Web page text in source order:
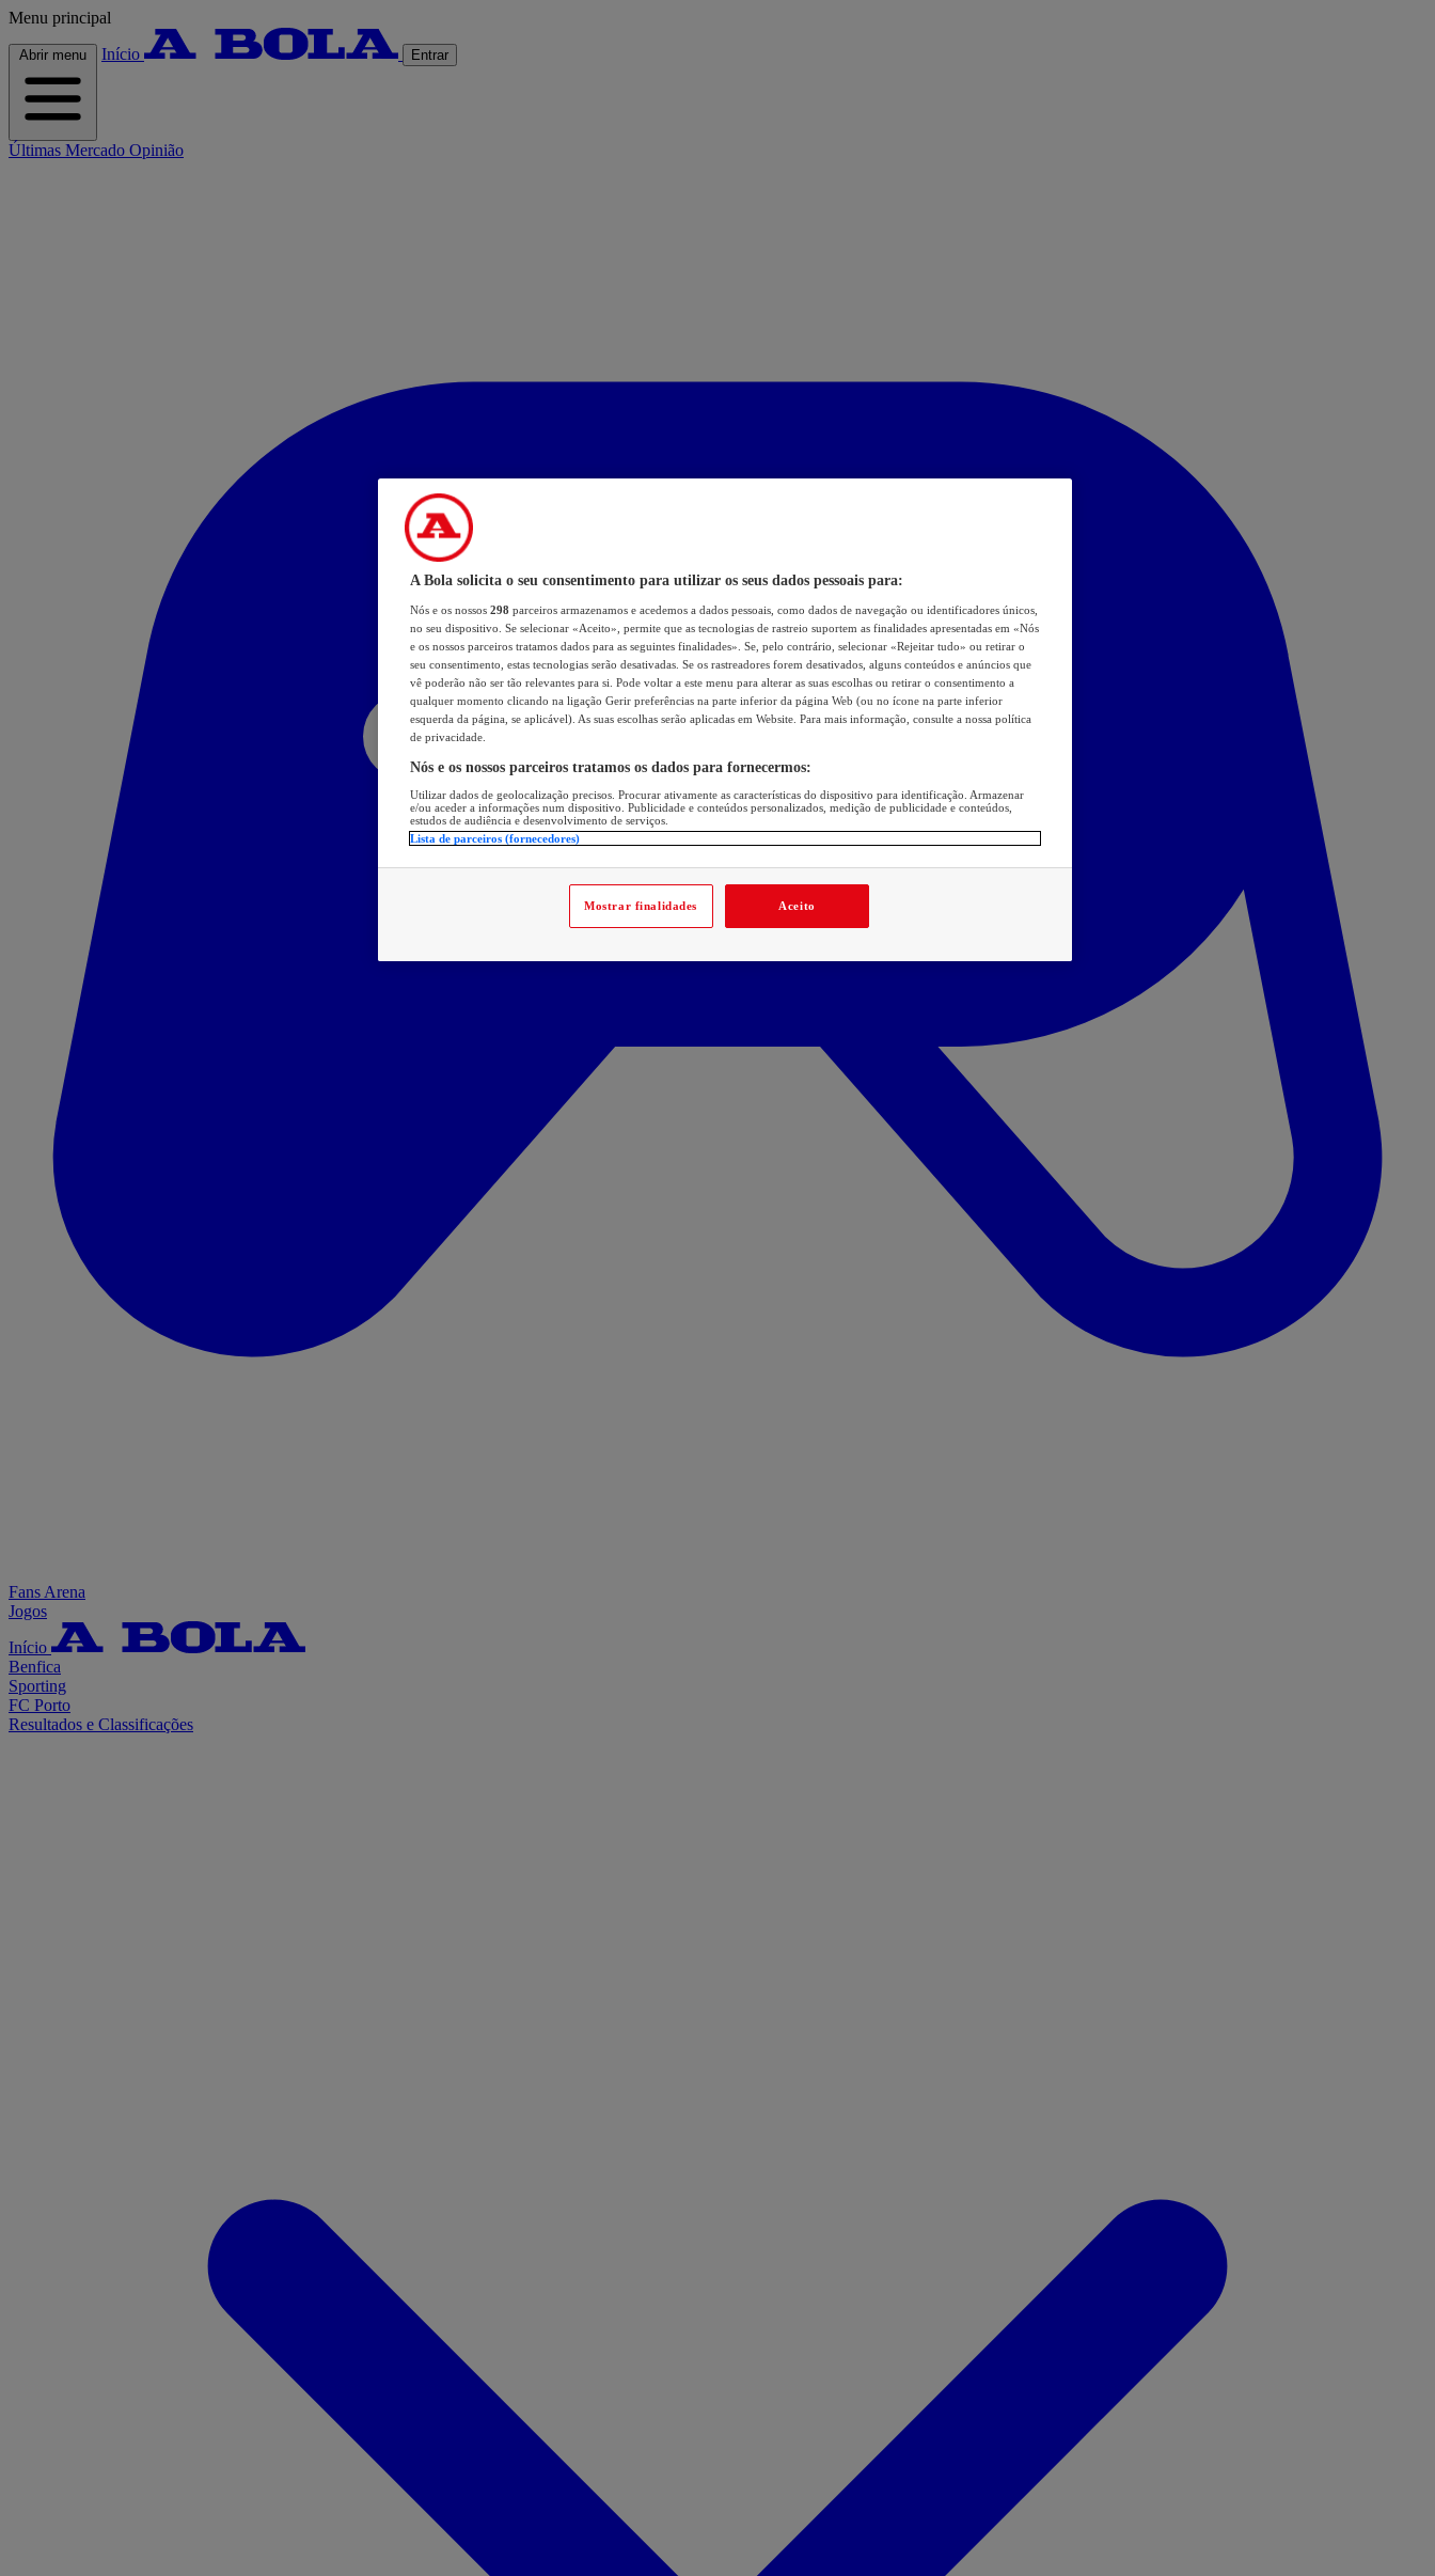
Menu principal
Abrir menu Início Entrar
Últimas Mercado Opinião
Fans Arena
Jogos
Início
Benfica
Sporting
FC Porto
Resultados e Classificações
A Bola solicita o seu consentimento para utilizar os seus dados pessoais para:
Nós e os nossos 298 parceiros armazenamos e acedemos a dados pessoais, como dados de navegação ou identificadores únicos,
no seu dispositivo. Se selecionar «Aceito», permite que as tecnologias de rastreio suportem as finalidades apresentadas em «Nós
e os nossos parceiros tratamos dados para as seguintes finalidades». Se, pelo contrário, selecionar «Rejeitar tudo» ou retirar o
seu consentimento, estas tecnologias serão desativadas. Se os rastreadores forem desativados, alguns conteúdos e anúncios que
vê poderão não ser tão relevantes para si. Pode voltar a este menu para alterar as suas escolhas ou retirar o consentimento a
qualquer momento clicando na ligação Gerir preferências na parte inferior da página Web (ou no ícone na parte inferior
esquerda da página, se aplicável). As suas escolhas serão aplicadas em Website. Para mais informação, consulte a nossa política
de privacidade.
Nós e os nossos parceiros tratamos os dados para fornecermos:
Utilizar dados de geolocalização precisos. Procurar ativamente as características do dispositivo para identificação. Armazenar
e/ou aceder a informações num dispositivo. Publicidade e conteúdos personalizados, medição de publicidade e conteúdos,
estudos de audiência e desenvolvimento de serviços.
Lista de parceiros (fornecedores)
Mostrar finalidades Aceito